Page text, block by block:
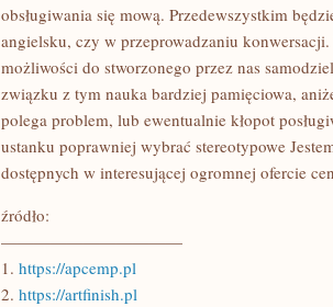
obsługiwania się mową. Przedewszystkim
angielsku, czy w przeprowadzaniu
możliwości do stworzonego przez nas
związku z tym nauka bardziej pamięciowa,
polega problem, lub ewentualnie kłopot
ustanku poprawniej wybrać stereotypowe
dostępnych w interesującej ogromnej ofercie
źródło:
———————————
1. https://apcemp.pl
2. https://artfinish.pl